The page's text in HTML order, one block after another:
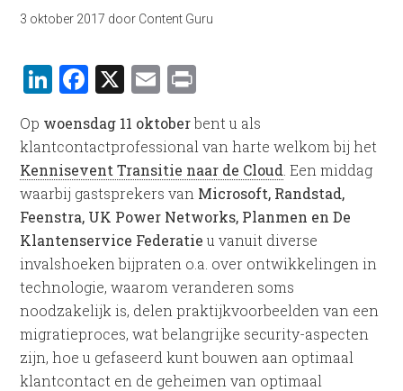
3 oktober 2017 door Content Guru
LinkedIn
Facebook
X Email
Op woensdag 11 oktoberbent u als
klantcontactprofessional van harte welkom bij het
Kennisevent Transitie naar de Cloud . Een middag
waarbij gastsprekers van Microsoft, Randstad,
Feenstra, UK Power Networks, Planmen en De
Klantenservice Federatieu vanuit diverse
invalshoeken bijpraten o.a. over ontwikkelingen in
technologie, waarom veranderen soms
noodzakelijk is, delen praktijkvoorbeelden van een
migratieproces, wat belangrijke security-aspecten
zijn, hoe u gefaseerd kunt bouwen aan optimaal
klantcontact en de geheimen van optimaal